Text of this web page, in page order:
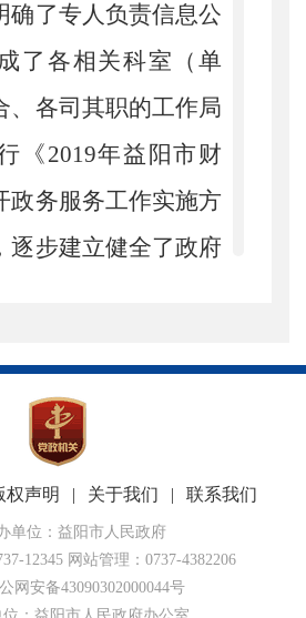
确了专人负责信息公
了各相关科室（单
、各司其职的工作局
《2019年益阳市财
政务服务工作实施方
逐步建立健全了政府
批监督、存档备查等
高了政府信息公开工
。
化公开内容。更新和
权声明 | 关于我们 | 联系我们
单位：益阳市人民政府
12345 网站管理：0737-4382206
网安备43090302000044号